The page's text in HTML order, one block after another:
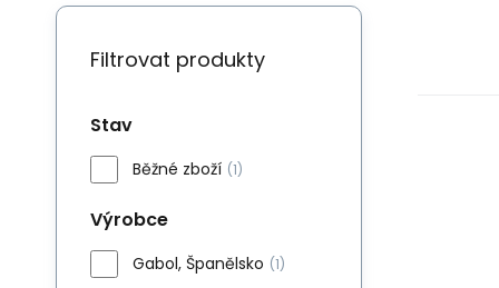
Filtrovat produkty
Stav
Běžné zboží (1)
Výrobce
Gabol, Španělsko (1)